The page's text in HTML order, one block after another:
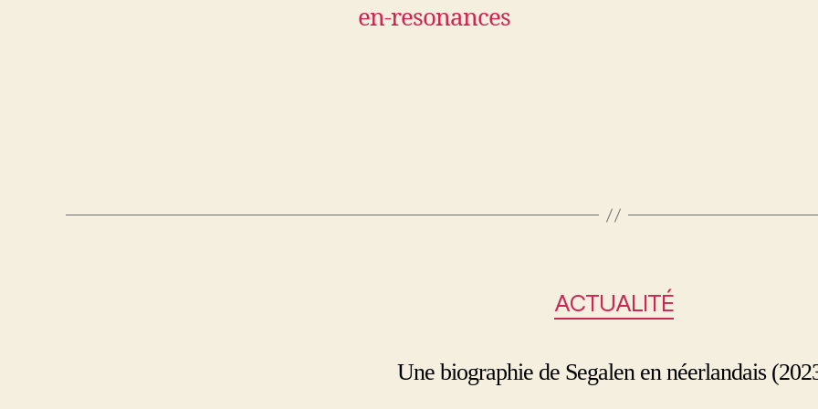
en-resonances
ACTUALITÉ
Une biographie de Segalen en néerlandais